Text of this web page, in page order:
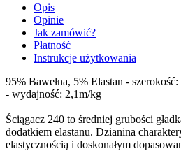
Opis
Opinie
Jak zamówić?
Płatność
Instrukcje użytkowania
95% Bawełna, 5% Elastan -
- wydajność: 2,1m/kg
Ściągacz 240 to średniej grubości
dodatkiem elastanu. Dzianina
elastycznością i doskonałym